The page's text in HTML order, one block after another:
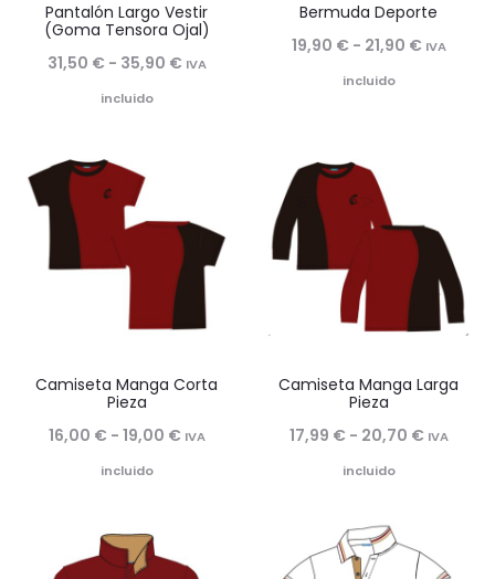
Pantalón Largo Vestir
(Goma Tensora Ojal)
31,50 € - 35,90 €Rango
hasta
35,90 €
IVA
incluido
Bermuda Deporte
19,90 € - 21,90 €Rango
21,90 €
IVA
incluido
Camiseta Manga Corta
Pieza
16,00 € - 19,00 €Rango
16,00 €
IVA
incluido
Camiseta Manga Larga
Pieza
17,99 € - 20,70 €Rango
17,99 €
IVA
incluido